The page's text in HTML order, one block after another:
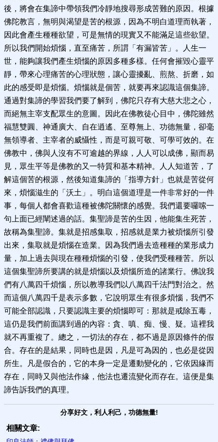
後，將會在集諦中帶領我們冷靜地搜尋形成苦難的原因。根據
佛陀教言，無明與渴望是苦的根源，因為不明白道理而執著，
因此會產生種種欲望，可是無情的現實又不能滿足這些欲望。
所以我們開始煩惱，直至痛苦，所謂「有漏皆苦」。人生一
世，能夠讓我們產生煩惱的原因多種多樣。任何會摧毀心靈平
靜，帶來心理痛苦的心理狀態，讓心靈擾亂、煎熬、折磨，如
此的感受即是煩惱。煩惱就是個苦，就要再來認識這個集諦。
通過對集諦的學習我們要了解到，佛陀只存有大慈大悲之心，
而絕無主宰支配眾生的意圖。因此在佛教徒心目中，佛陀雖然
福慧雙圓、神通廣大、自在逍遙、至尊無上、功德無量，卻毫
無領導者、主宰者的威懾性，而是可親可敬、可學可效的。在
佛教中，佛與人沒有不可逾越的界線，人人可以成佛，顯而易
見，眾生平等是佛教的又一特質和基本精神。人人知道苦，了
解這個苦的根源，然後知道集諦的「指導方針」也就是苦從何
來，煩惱滋生的「沃土」。明白這個道理是一件非常好的一件
事，每個人都會喜歡這種被佛陀關懷的感覺。我們還要囉嗦一
句上面已經闡述過的話。集聖諦是苦的生因，他能集生死苦，
故稱為集聖諦。集就是招感集取，招感就是業力被煩惱所引發
出來，集取就是煩惱在造業。因為我們過去造種種的業形成力
量，加上過去與現在種種煩惱的引發，使我們受種種苦。所以
這個集聖諦所要講的就是煩惱以及煩惱所造的諸業行。佛說我
們有八萬四千煩惱，所以教導我們以八萬四千法門對治之。然
而這個八萬四千是表示多數，它說明眾生有很多煩惱，我們不
可能全部認識，只要認識主要的煩惱即可：那就是戒除五毒，
這仍是我們前面講到過的內容：貪、嗔、痴、慢、疑。這裡我
就不再重複了。總之，一切法的存在，都不過是原因條件的假
合。存在的是結果，同時也是因，凡是可為因的，也必是從因
所生。凡是假合的，它的本身一定是遷動變化的，它依因緣而
存在，同時又與他法作緣，他法也遷流變化而存在。這便是集
諦告訴我們的真理。
分享好文，利人利己，功德無量!
相關文章: